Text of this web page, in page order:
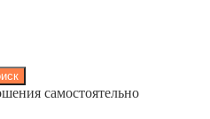
самостоятельно